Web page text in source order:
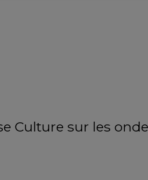
Culture sur les